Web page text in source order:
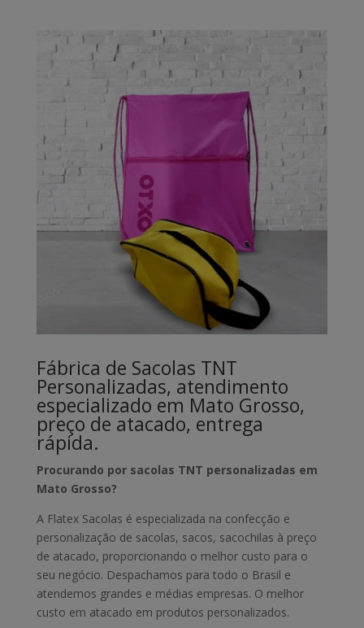
Fábrica de Sacolas TNT
Personalizadas, atendimento
especializado em Mato Grosso,
preço de atacado, entrega
rápida.
Procurando por sacolas TNT personalizadas em
Mato Grosso?
A Flatex Sacolas é especializada na confecção e
personalização de sacolas, sacos, sacochilas à preço
de atacado, proporcionando o melhor custo para o
seu negócio. Despachamos para todo o Brasil e
atendemos grandes e médias empresas. O melhor
custo em atacado em produtos personalizados.